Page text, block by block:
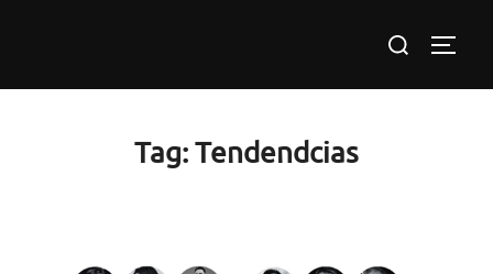
Pesquisar
Tag:Tendendcias